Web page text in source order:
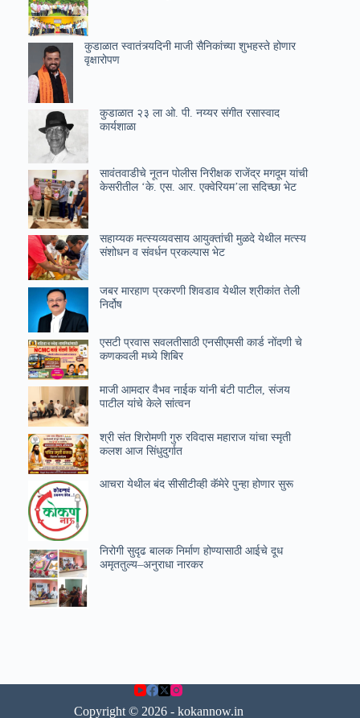
कुडाळात स्वातंत्र्यदिनी माजी सैनिकांच्या शुभहस्ते होणार
वृक्षारोपण
कुडाळात २३ ला ओ. पी. नय्यर संगीत रसास्वाद
कार्यशाळा
सावंतवाडीचे नूतन पोलीस निरीक्षक राजेंद्र मगदूम यांची
केसरीतील ‘के. एस. आर. एक्वेरियम’ला सदिच्छा भेट
सहाय्यक मत्स्यव्यवसाय आयुक्तांची मुळदे येथील मत्स्य
संशोधन व संवर्धन प्रकल्पास भेट
जबर मारहाण प्रकरणी शिवडाव येथील श्रीकांत तेली
निर्दोष
एसटी प्रवास सवलतीसाठी एनसीएमसी कार्ड नोंदणी चे
कणकवली मध्ये शिबिर
माजी आमदार वैभव नाईक यांनी बंटी पाटील, संजय
पाटील यांचे केले सांत्वन
श्री संत शिरोमणी गुरु रविदास महाराज यांचा स्मृती
कलश आज सिंधुदुर्गात
आचरा येथील बंद सीसीटीव्ही कॅमेरे पुन्हा होणार सुरू
निरोगी सुदृढ बालक निर्माण होण्यासाठी आईचे दूध
अमृततुल्य–अनुराधा नारकर
Copyright © 2026 - kokannow.in